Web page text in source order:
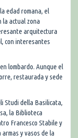
edad romana, el
la actual zona
arquitectura
con interesantes
lombardo. Aunque el
restaurada y sede
Studi della Basilicata,
la Biblioteca
Francesco Stabile y
y vasos de la